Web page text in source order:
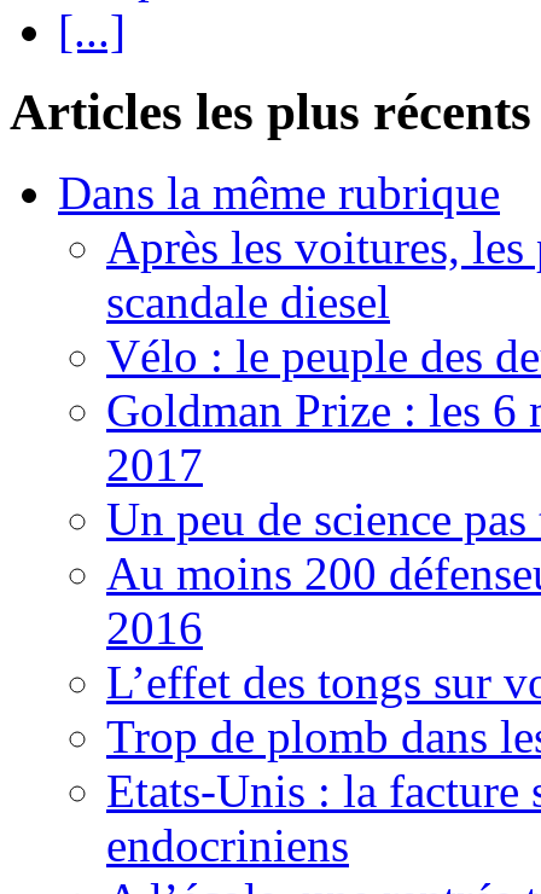
[...]
Articles les plus récents
Dans la même rubrique
Après les voitures,
scandale diesel
Vélo : le peuple des
Goldman Prize : les 6
2017
Un peu de science
Au moins 200
2016
L’effet des tongs sur
Trop de plomb dans
Etats-Unis : la facture
endocriniens